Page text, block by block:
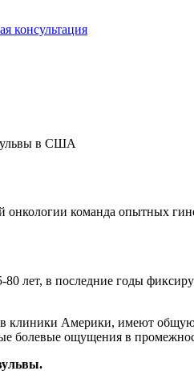
консультация
в США
команда опытных
лет, в последние годы
Америки, имеют общую
болевые ощущения в